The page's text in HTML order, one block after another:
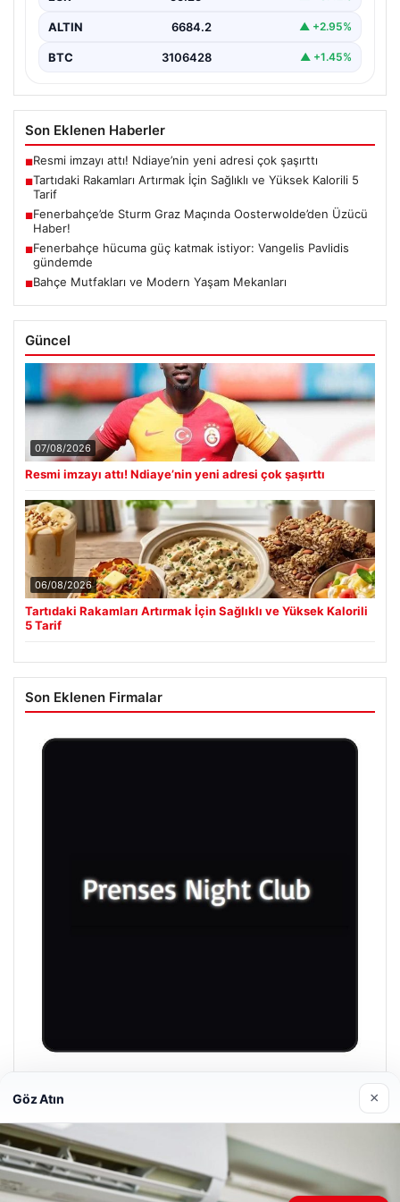
ALTIN 6684.2 ▲ +2.95%
BTC 3106428 ▲ +1.45%
Son Eklenen Haberler
■Resmi imzayı attı! Ndiaye’nin yeni adresi çok şaşırttı
■Tartıdaki Rakamları Artırmak İçin Sağlıklı ve Yüksek Kalorili 5
Tarif
■Fenerbahçe’de Sturm Graz Maçında Oosterwolde’den Üzücü
Haber!
■Fenerbahçe hücuma güç katmak istiyor: Vangelis Pavlidis
gündemde
■Bahçe Mutfakları ve Modern Yaşam Mekanları
Güncel
07/08/2026
Resmi imzayı attı! Ndiaye’nin yeni adresi çok şaşırttı
06/08/2026
Tartıdaki Rakamları Artırmak İçin Sağlıklı ve Yüksek Kalorili
5 Tarif
Son Eklenen Firmalar
Prenses Night Club
Göz Atın ×